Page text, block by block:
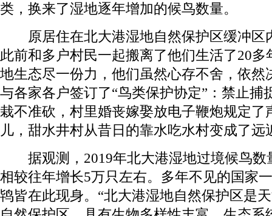
类，换来了湿地逐年增加的候鸟数量。
原居住在北大港湿地自然保护区缓冲区
此前和多户村民一起搬离了他们生活了20
地生态尽一份力，他们虽然心存不舍，依然
与各家各户签订了“鸟类保护协定”：禁止捕
栽不准砍，村里婚丧嫁娶放电子鞭炮规定了
儿，甜水井村从昔日的靠水吃水村变成了远
据观测，2019年北大港湿地过境候鸟数
相较往年增长5万只左右。多年不见的国家
鸨皆在此现身。“北大港湿地自然保护区是